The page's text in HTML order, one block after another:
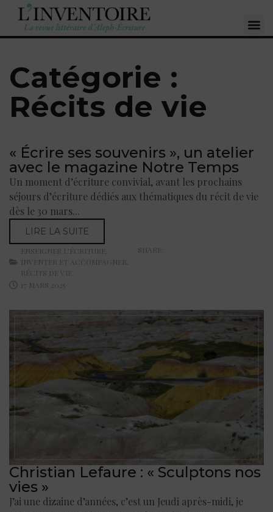
Catégorie :
Récits de vie
« Écrire ses souvenirs », un atelier
avec le magazine Notre Temps
Un moment d’écriture convivial, avant les prochains
séjours d’écriture dédiés aux thématiques du récit de vie
dès le 30 mars...
LIRE LA SUITE
ENSEIGNER L'ÉCRITURE
INVENTER ET ACCOMPAGNER
RÉCITS DE VIE
17 MARS 2025
SHARE:
Christian Lefaure : « Sculptons nos
vies »
J’ai une dizaine d’années, c’est un Jeudi après-midi, je